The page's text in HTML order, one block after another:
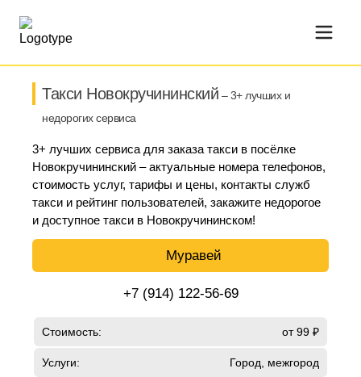
Такси Новокручининский – 3+ лучших и
недорогих сервиса
3+ лучших сервиса для заказа такси в посёлке
Новокручининский – актуальные номера телефонов,
стоимость услуг, тарифы и цены, контакты служб
такси и рейтинг пользователей, закажите недорогое
и доступное такси в Новокручининском!
Муравей
+7 (914) 122-56-69
Стоимость: от 99 ₽
Услуги: Город, межгород